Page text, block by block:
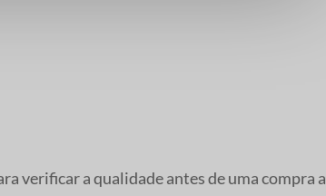
verificar a qualidade antes de uma compra a